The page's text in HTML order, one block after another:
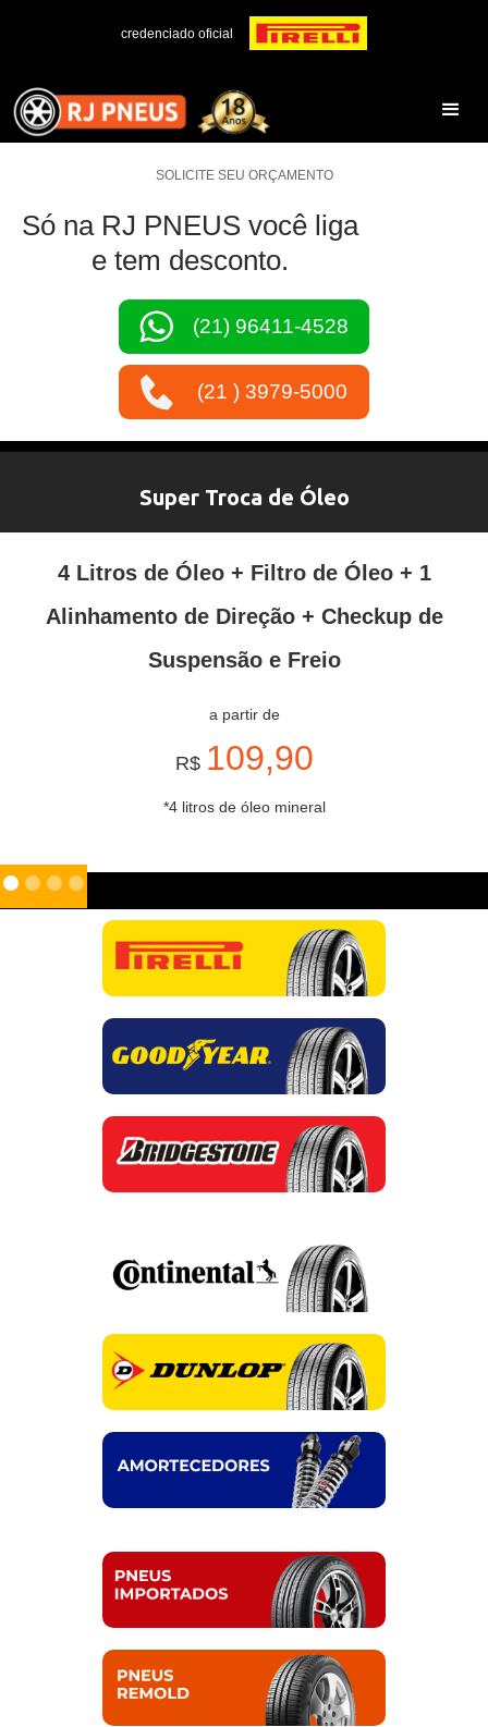
credenciado oficial
SOLICITE SEU ORÇAMENTO
Só na RJ PNEUS você liga
e tem desconto.
(21) 96411-4528
(21 ) 3979-5000
Super Troca de Óleo
4 Litros de Óleo + Filtro de Óleo + 1
Alinhamento de Direção + Checkup de
Suspensão e Freio
a partir de
R$ 109,90
*4 litros de óleo mineral